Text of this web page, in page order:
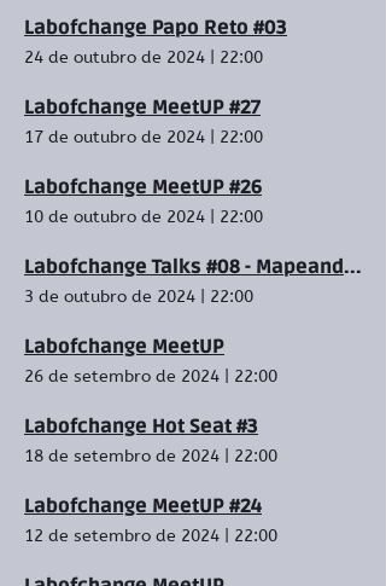
Labofchange Papo Reto #03
24 de outubro de 2024 22:00
Labofchange MeetUP #27
17 de outubro de 2024 22:00
Labofchange MeetUP #26
10 de outubro de 2024 22:00
Labofchange Talks #08 - Mapeando Oportunidades
3 de outubro de 2024 22:00
Labofchange MeetUP
26 de setembro de 2024 22:00
Labofchange Hot Seat #3
18 de setembro de 2024 22:00
Labofchange MeetUP #24
12 de setembro de 2024 22:00